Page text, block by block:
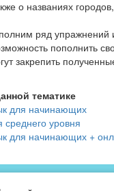
о названиях
ряд упражнений
пополнить
закрепить
тематике
для начинающих
среднего уровня
для начинающих +